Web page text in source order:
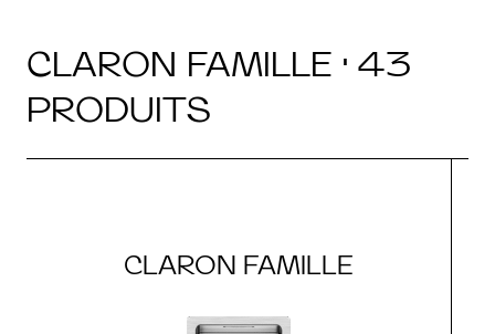
CLARON FAMILLE · 43
PRODUITS
CLARON FAMILLE